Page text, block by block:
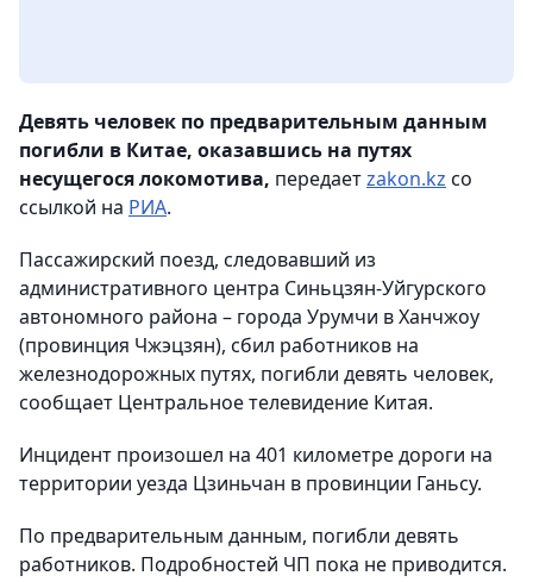
Девять человек по предварительным данным
погибли в Китае, оказавшись на путях
несущегося локомотива, передаетzakon.kz со
ссылкой на РИА.
Пассажирский поезд, следовавший из
административного центра Синьцзян-Уйгурского
автономного района – города Урумчи в Ханчжоу
(провинция Чжэцзян), сбил работников на
железнодорожных путях, погибли девять человек,
сообщает Центральное телевидение Китая.
Инцидент произошел на 401 километре дороги на
территории уезда Цзиньчан в провинции Ганьсу.
По предварительным данным, погибли девять
работников. Подробностей ЧП пока не приводится.